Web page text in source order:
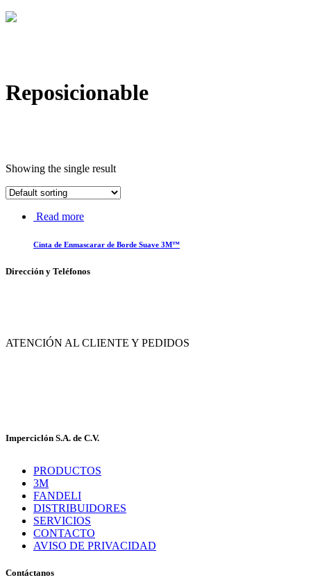
Reposicionable
Showing the single result
Read more
Cinta de Enmascarar de Borde Suave 3M™
Dirección y Teléfonos
ATENCIÓN AL CLIENTE Y PEDIDOS
Imperciclón S.A. de C.V.
PRODUCTOS
3M
FANDELI
DISTRIBUIDORES
SERVICIOS
CONTACTO
AVISO DE PRIVACIDAD
Contáctanos